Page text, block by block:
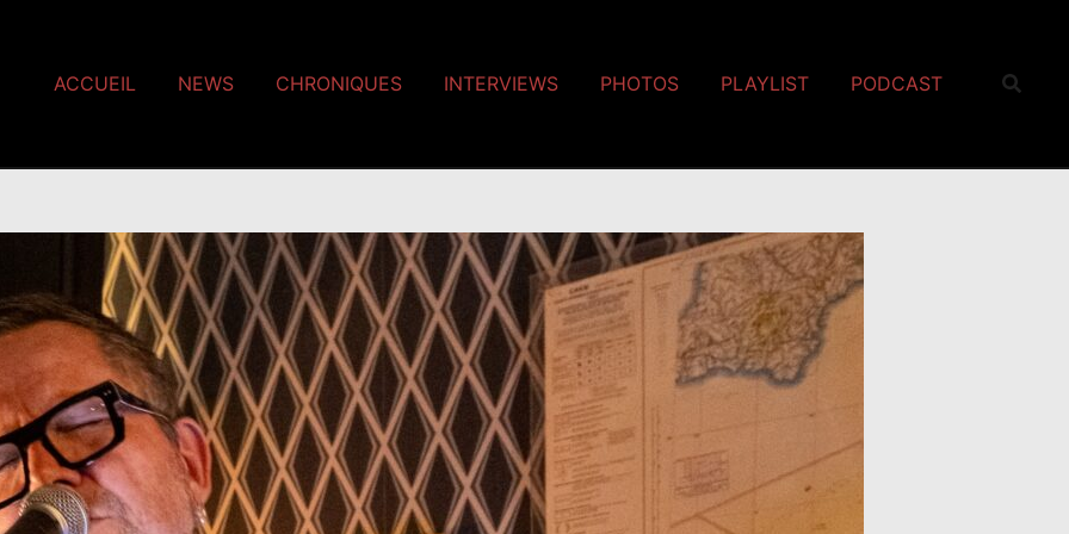
ACCUEIL NEWS CHRONIQUES INTERVIEWS PHOTOS PLAYLIST PODCAST